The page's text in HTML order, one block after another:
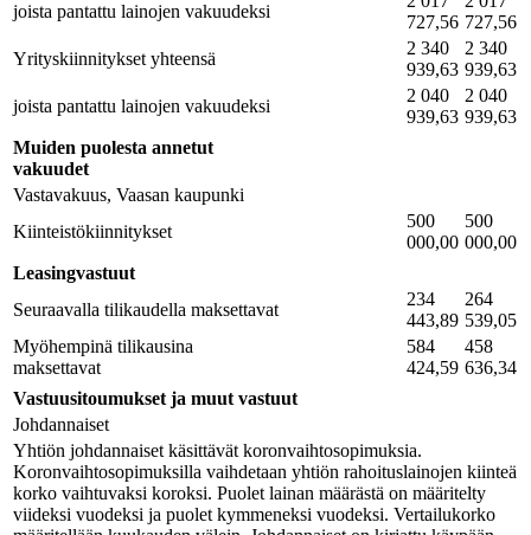
joista pantattu lainojen vakuudeksi
727,56 727,56
Yrityskiinnitykset yhteensä
2 340
939,63
2 340
939,63
joista pantattu lainojen vakuudeksi
2 040
939,63
2 040
939,63
Muiden puolesta annetut
vakuudet
Vastavakuus, Vaasan kaupunki
Kiinteistökiinnitykset
500
000,00
500
000,00
Leasingvastuut
Seuraavalla tilikaudella maksettavat
234
443,89
264
539,05
Myöhempinä tilikausina
maksettavat
584
424,59
458
636,34
Vastuusitoumukset ja muut vastuut
Johdannaiset
Yhtiön johdannaiset käsittävät koronvaihtosopimuksia.
Koronvaihtosopimuksilla vaihdetaan yhtiön rahoituslainojen kiinteä
korko vaihtuvaksi koroksi. Puolet lainan määrästä on määritelty
viideksi vuodeksi ja puolet kymmeneksi vuodeksi. Vertailukorko